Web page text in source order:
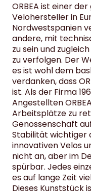
ORBEA ist einer
Velohersteller in
Nordwestspanien
andere, mit
zu sein und
zu verfolgen. Der
es ist wohl dem
verdanken, dass
ist. Als der Firma
Angestellten
Arbeitsplätze zu
Genossenschaft
Stabilität wichtiger
innovativen Velos
nicht an, aber im
spürbar. Jedes
es auf lange Zeit
Dieses Kunststück